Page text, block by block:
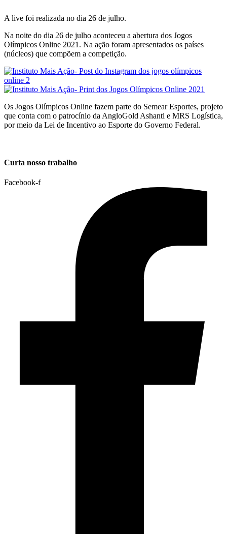
A live foi realizada no dia 26 de julho.
Na noite do dia 26 de julho aconteceu a abertura dos Jogos
Olímpicos Online 2021. Na ação foram apresentados os países
(núcleos) que compõem a competição.
Os Jogos Olímpicos Online fazem parte do Semear Esportes, projeto
que conta com o patrocínio da AngloGold Ashanti e MRS Logística,
por meio da Lei de Incentivo ao Esporte do Governo Federal.
Curta nosso trabalho
Facebook-f